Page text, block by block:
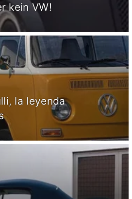
kein VW!
la leyenda